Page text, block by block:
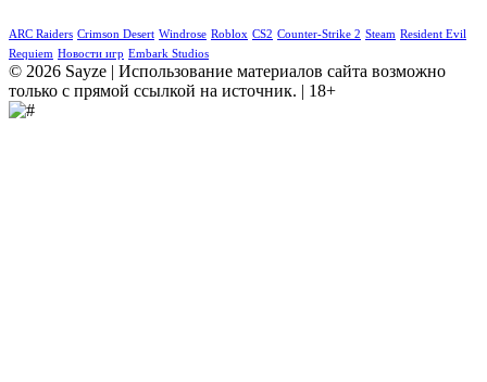
ARC Raiders Crimson Desert Windrose Roblox CS2 Counter-Strike 2 Steam Resident Evil
Requiem Новости игр Embark Studios
© 2026 Sayze | Использование материалов сайта возможно
только с прямой ссылкой на источник. | 18+